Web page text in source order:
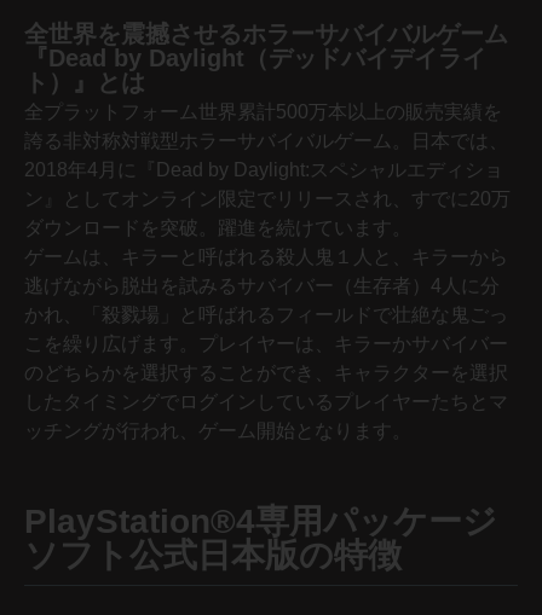
全世界を震撼させるホラーサバイバルゲーム
『Dead by Daylight（デッドバイデイライ
ト）』とは
全プラットフォーム世界累計500万本以上の販売実績を
誇る非対称対戦型ホラーサバイバルゲーム。日本では、
2018年4月に『Dead by Daylight:スペシャルエディショ
ン』としてオンライン限定でリリースされ、すでに20万
ダウンロードを突破。躍進を続けています。
ゲームは、キラーと呼ばれる殺人鬼１人と、キラーから
逃げながら脱出を試みるサバイバー（生存者）4人に分
かれ、「殺戮場」と呼ばれるフィールドで壮絶な鬼ごっ
こを繰り広げます。プレイヤーは、キラーかサバイバー
のどちらかを選択することができ、キャラクターを選択
したタイミングでログインしているプレイヤーたちとマ
ッチングが行われ、ゲーム開始となります。
PlayStation®4専用パッケージ
ソフト公式日本版の特徴